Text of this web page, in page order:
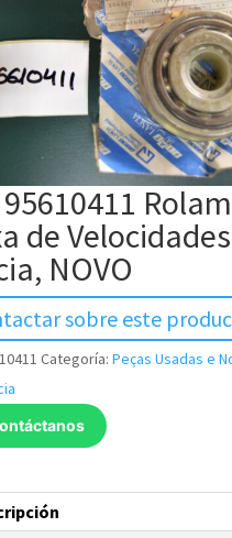
95610411
de
NOVO
sobre este
Categoría: Peças Usadas e